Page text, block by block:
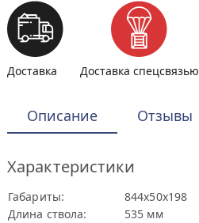
Доставка Доставка спецсвязью
Описание Отзывы
Характеристики
Габариты:
844х50х198
Длина ствола:
535 мм